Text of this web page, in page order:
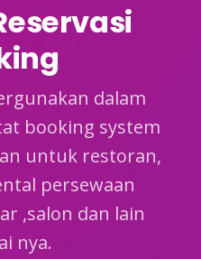
dalam
booking system
untuk restoran,
persewaan
,salon dan lain
nya.